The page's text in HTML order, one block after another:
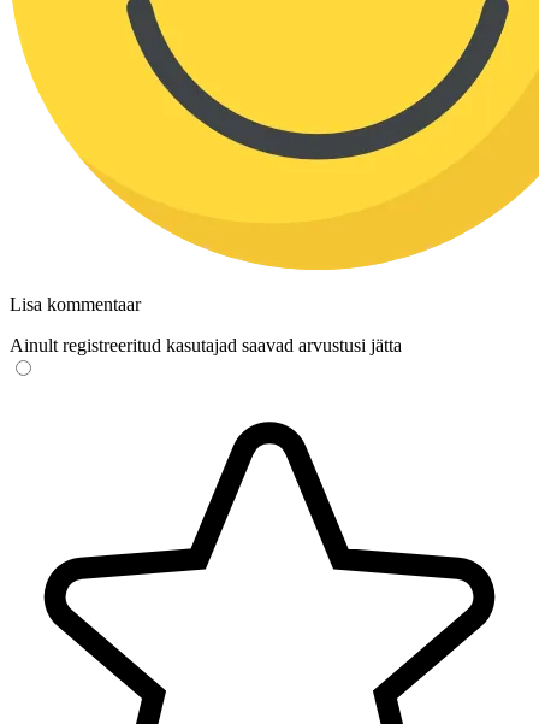
Lisa kommentaar
Ainult registreeritud kasutajad saavad arvustusi jätta